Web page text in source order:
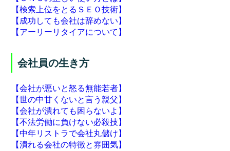
【検索上位をとるＳＥＯ技術】
【成功しても会社は辞めない】
【アーリーリタイアについて】
会社員の生き方
【会社が悪いと怒る無能若者】
【世の中甘くないと言う親父】
【会社が潰れても困らないよ】
【不法労働に負けない必殺技】
【中年リストラで会社丸儲け】
【潰れる会社の特徴と雰囲気】